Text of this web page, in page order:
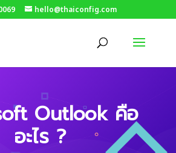
hello@thaiconfig.com
Outlook คือ
อะไร ?